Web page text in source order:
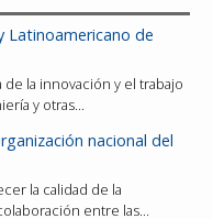
Latinoamericano de
la innovación y el trabajo
y otras…
nacional del
la calidad de la
entre las…